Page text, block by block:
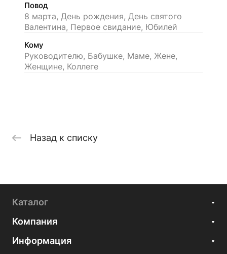
Повод
8 марта, День рождения, День святого
Валентина, Первое свидание, Юбилей
Кому
Руководителю, Бабушке, Маме, Жене,
Женщине, Коллеге
Назад к списку
Каталог
Компания
Информация